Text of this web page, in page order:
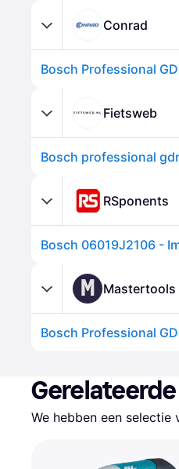
Conrad
Fietsweb
RSponents
Bosch 06019J2106 -
M Mastertools
We hebben een